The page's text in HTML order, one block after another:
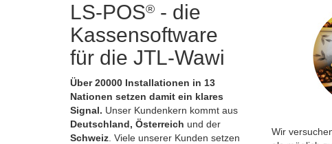
LS-POS® - die
Kassensoftware
für die JTL-Wawi
Über 20000 Installationen in 13
Nationen setzen damit ein klares
Signal. Unser Kundenkern kommt aus
Deutschland, Österreich und der
Schweiz . Viele unserer Kunden setzen
Wir